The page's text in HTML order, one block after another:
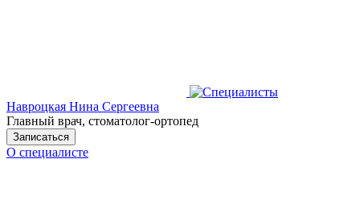
Навроцкая Нина Сергеевна
Главный врач, стоматолог-ортопед
Записаться
О специалисте